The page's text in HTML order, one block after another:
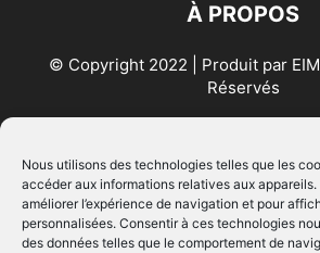
Nous utilisons des technologies telles que les
accéder aux informations relatives aux
améliorer l’expérience de navigation et pour
personnalisées. Consentir à ces technologies
des données telles que le comportement de
À PROPOS
© Copyright 2022 | Produit par
Réservés
SUIVEZ NOUS